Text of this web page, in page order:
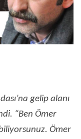
gelip alanı
“Ben Ömer
Ömer